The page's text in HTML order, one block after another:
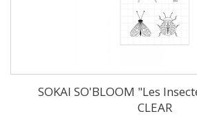
SOKAI SO'BLOOM "Les
CLEAR